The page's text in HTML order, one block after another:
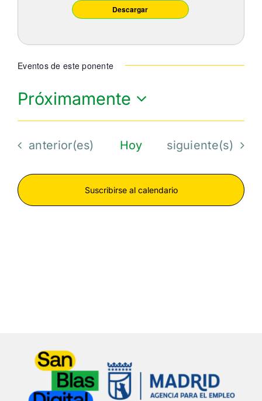
Descargar
Eventos de este ponente
Próximamente
Seleccionar
Eventos
anterior(es) Hoy Eventos
siguiente(s)
Suscribirse al calendario